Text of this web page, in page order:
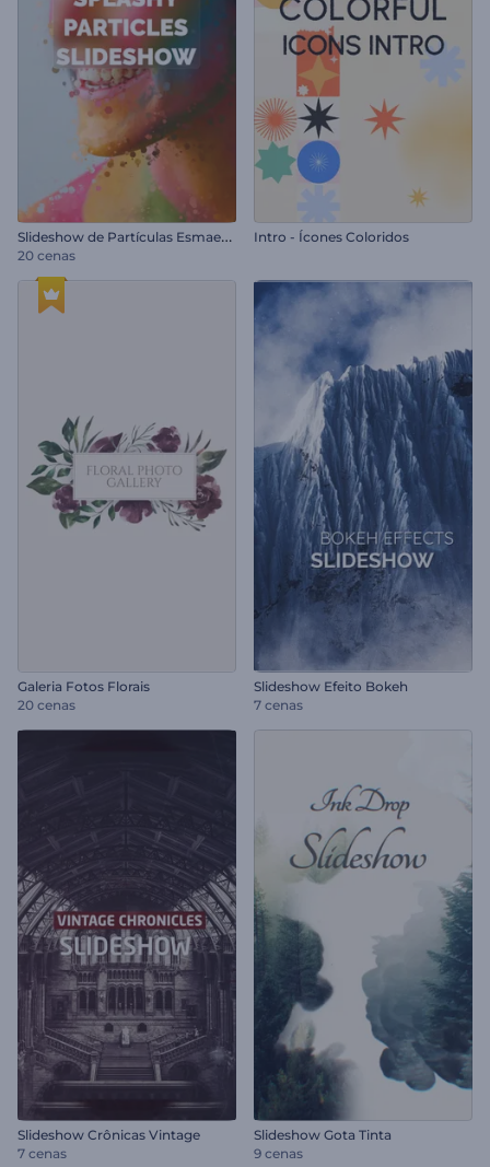
S
lideshow de Partículas Esmaecentes
20 cenas
Intro - Ícones Coloridos
Galeria Fotos Florais
20 cenas
Slideshow Efeito Bokeh
7 cenas
Slideshow Crônicas Vintage
7 cenas
Slideshow Gota Tinta
9 cenas